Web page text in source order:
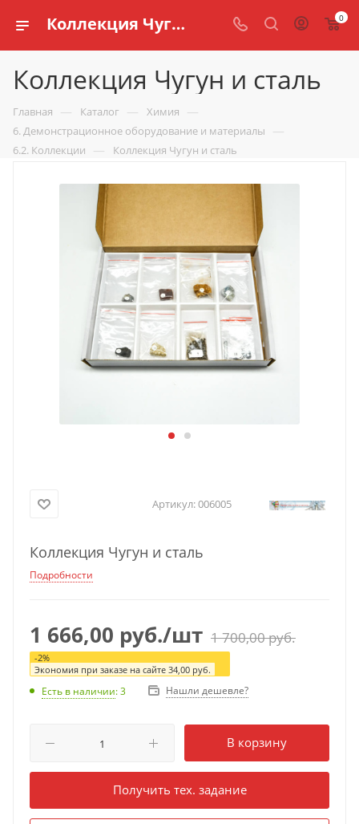
Коллекция Чугун и сталь купить по доступной цене в интернет магазине schools.ru 0
Коллекция Чугун и сталь
Главная — Каталог — Химия —
6. Демонстрационное оборудование и материалы —
6.2. Коллекции — Коллекция Чугун и сталь
Артикул:006005
Коллекция Чугун и сталь
Подробности
1 666,00 руб./шт 1 700,00руб.
-2%
Экономия при заказе на сайте 34,00 руб.
Есть в наличии: 3 Нашли дешевле?
В корзину
Получить тех. задание